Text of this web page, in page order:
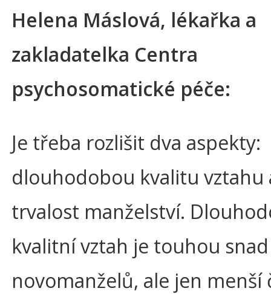
Helena Máslová, lékařka a
zakladatelka Centra
psychosomatické péče:
Je třeba rozlišit dva aspekty:
dlouhodobou kvalitu vztahu
trvalost manželství.
kvalitní vztah je touhou
novomanželů, ale jen menší